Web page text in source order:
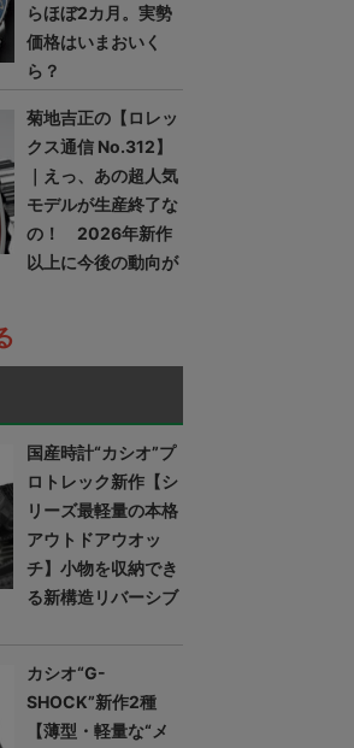
らほぼ2カ月。実勢
価格はいまおいく
ら？
菊地吉正の【ロレッ
クス通信 No.312】
｜えっ、あの超人気
モデルが生産終了な
の！ 2026年新作
以上に今後の動向が
国産時計“カシオ”プ
ロトレック新作【シ
リーズ最軽量の本格
アウトドアウオッ
チ】小物を収納でき
る新構造リバーシブ
カシオ“G-
SHOCK”新作2種
【薄型・軽量な“メ